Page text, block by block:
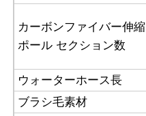
カーボンファイバー伸縮
ポール セクション数
ウォーターホース長
ブラシ毛素材